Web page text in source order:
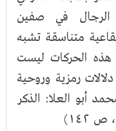
في صفين
متناسقة تشبه
هذه الحركات ليست
رمزية وروحية
أبو العلا: الذكر